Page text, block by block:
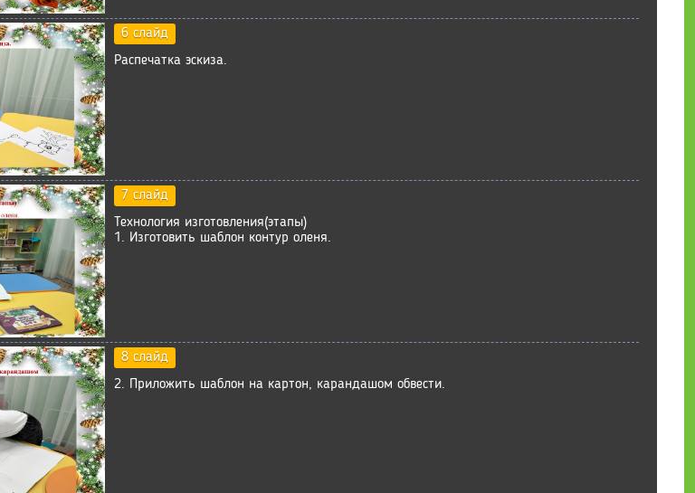
6 слайд
Распечатка эскиза.
7 слайд
Технология изготовления(этапы)
1. Изготовить шаблон контур оленя.
8 слайд
2. Приложить шаблон на картон, карандашом обвести.